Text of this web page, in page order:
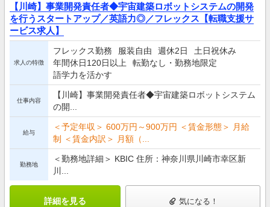
【川崎】事業開発責任者◆宇宙建築ロボットシステムの開発
を行うスタートアップ／英語力◎／フレックス【転職支援サ
ービス求人】
求人の特徴
フレックス勤務 服装自由 週休2日
土日祝休み
年間休日120日以上
転勤なし・勤務地限定
語学力を活かす
仕事内容
【川崎】事業開発責任者◆宇宙建築ロボットシステム
の開...
給与
＜予定年収＞ 600万円～900万円 ＜賃金形態＞ 月給
制 ＜賃金内訳＞ 月額（...
勤務地
＜勤務地詳細＞ KBIC 住所：神奈川県川崎市幸区新
川...
詳細を見る 気になる！